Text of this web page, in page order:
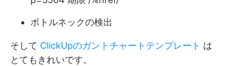
ボトルネックの検出
そして ClickUpのガントチャートテンプレート は
とてもきれいです。